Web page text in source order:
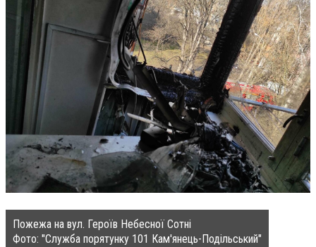
Пожежа на вул. Героїв Небесної Сотні
Фото: "Служба порятунку 101 Кам'янець-Подільський"